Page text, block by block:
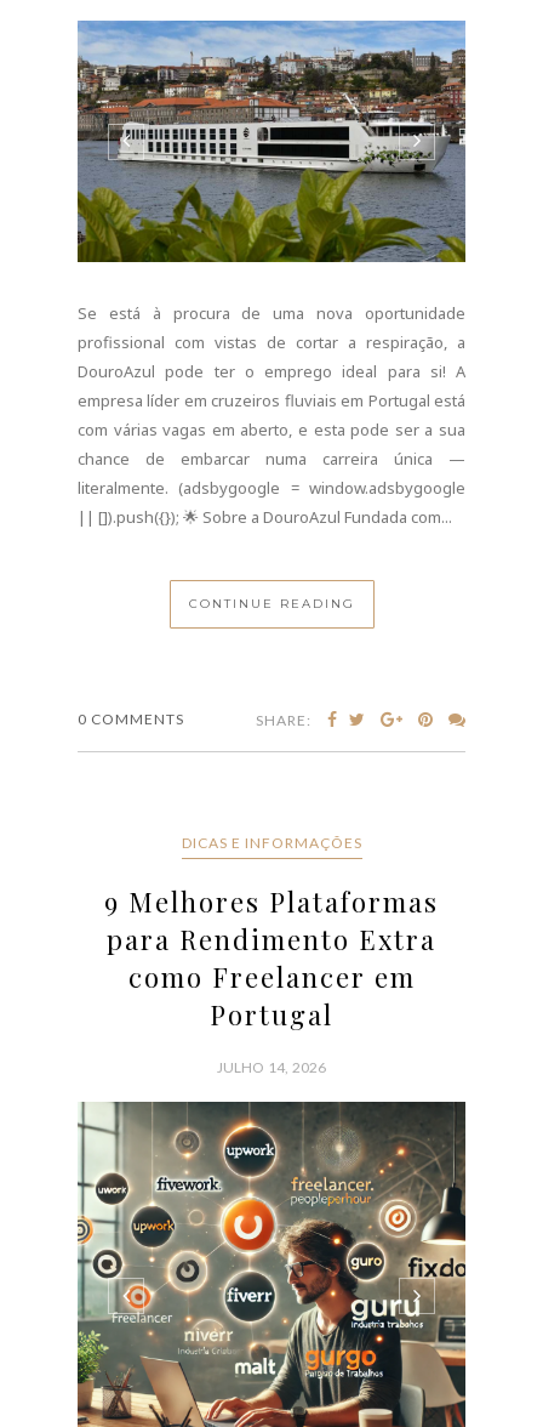
Se está à procura de uma nova oportunidade
profissional com vistas de cortar a respiração, a
DouroAzul pode ter o emprego ideal para si! A
empresa líder em cruzeiros fluviais em Portugal está
com várias vagas em aberto, e esta pode ser a sua
|| []).push({}); 🌟 Sobre a DouroAzul Fundada com...
DICAS E INFORMAÇÕES
9 Melhores Plataformas
para Rendimento Extra
como Freelancer em
Portugal
JULHO 14, 2026
Se procura uma forma de ganhar dinheiro extra sem
sair de casa, trabalhar como freelancer pode ser a